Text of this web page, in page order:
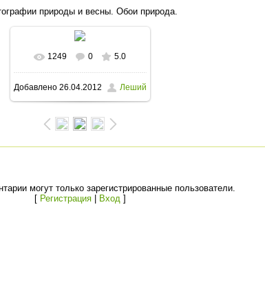
природы и весны. Обои природа.
В реальном размере
1600x1180/ 162.4Kb
1249 0 5.0
Добавлено26.04.2012 Леший
могут только зарегистрированные пользователи.
[ Регистрация| Вход ]